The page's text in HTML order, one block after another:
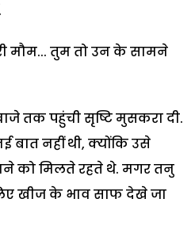
मौम... तुम तो उन के सामने
तक पहुंची सृष्टि मुसकरा दी.
नहीं थी, क्योंकि उसे
को मिलते रहते थे. मगर तनु
खीज के भाव साफ देखे जा